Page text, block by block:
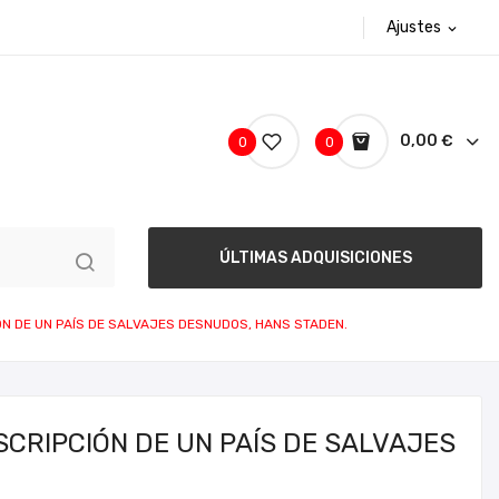
Ajustes expand_more
0 0,00 €
0
ÚLTIMAS ADQUISICIONES
DE UN PAÍS DE SALVAJES DESNUDOS, HANS STADEN.
DE UN PAÍS DE SALVAJES